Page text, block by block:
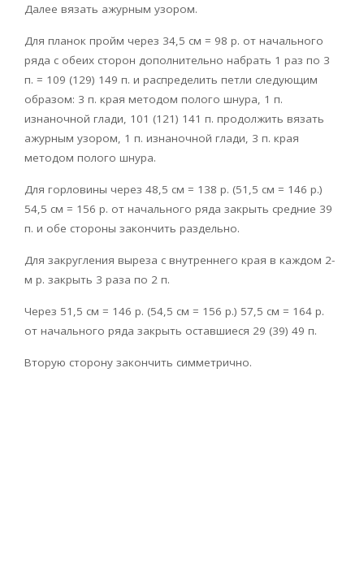
Далее вязать ажурным узором.
Для планок пройм через 34,5 см = 98 р. от начального
ряда с обеих сторон дополнительно набрать 1 раз по 3
п. = 109 (129) 149 п. и распределить петли следующим
образом: 3 п. края методом полого шнура, 1 п.
изнаночной глади, 101 (121) 141 п. продолжить вязать
ажурным узором, 1 п. изнаночной глади, 3 п. края
методом полого шнура.
Для горловины через 48,5 см = 138 р. (51,5 см = 146 р.)
54,5 см = 156 р. от начального ряда закрыть средние 39
п. и обе стороны закончить раздельно.
Для закругления выреза с внутреннего края в каждом 2-
м р. закрыть 3 раза по 2 п.
Через 51,5 см = 146 р. (54,5 см = 156 р.) 57,5 см = 164 р.
от начального ряда закрыть оставшиеся 29 (39) 49 п.
Вторую сторону закончить симметрично.